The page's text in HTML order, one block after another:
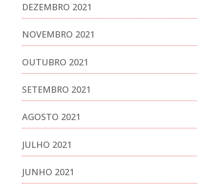
DEZEMBRO 2021
NOVEMBRO 2021
OUTUBRO 2021
SETEMBRO 2021
AGOSTO 2021
JULHO 2021
JUNHO 2021